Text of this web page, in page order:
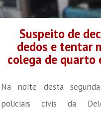
haviam...
Suspeito de
dedos e tentar
colega de quarto
Na noite desta
policiais civis da